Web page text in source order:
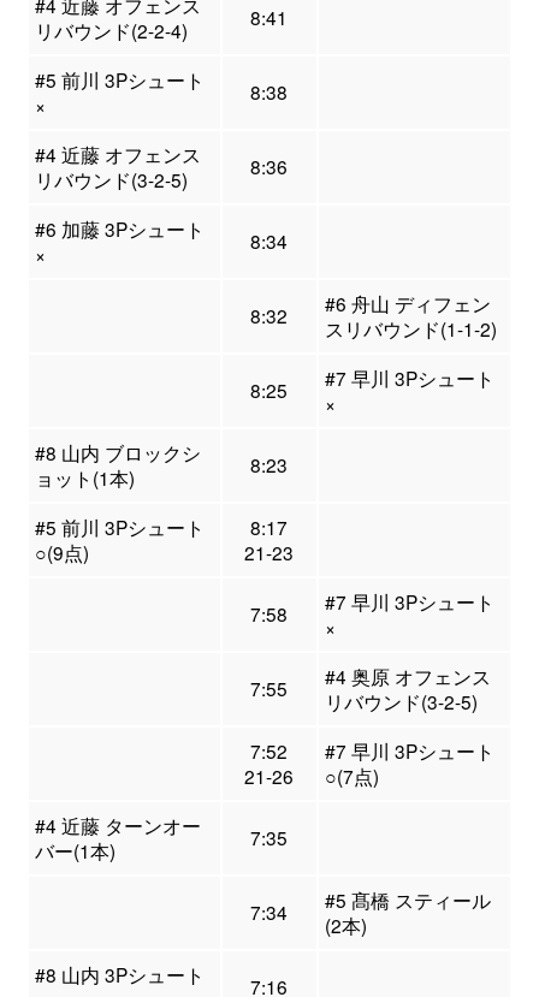
リバウンド(2-2-4)
8:41
#5 前川 3Pシュート
×
8:38
#4 近藤 オフェンス
リバウンド(3-2-5)
8:36
#6 加藤 3Pシュート
×
8:34
8:32
#6 舟山 ディフェン
スリバウンド(1-1-2)
8:25
#7 早川 3Pシュート
×
#8 山内 ブロックシ
ョット(1本)
8:23
#5 前川 3Pシュート
○(9点)
8:17
21-23
7:58
#7 早川 3Pシュート
×
7:55
#4 奥原 オフェンス
リバウンド(3-2-5)
7:52
21-26
#7 早川 3Pシュート
○(7点)
#4 近藤 ターンオー
バー(1本)
7:35
7:34
#5 髙橋 スティール
(2本)
#8 山内 3Pシュート
7:16